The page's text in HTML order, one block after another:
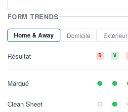
FORM TRENDS
Home & Away Domicile Extérieur
Résultat D V
Marqué
Clean Sheet